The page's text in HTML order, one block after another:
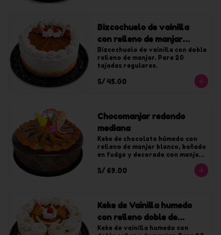
Bizcochuelo de vainilla
con relleno de manjar
mediana
Bizcochuelo de vainilla con doble
relleno de manjar. Para 20
tajadas regulares.
S/ 45.00
Chocomanjar redondo
mediana
Keke de chocolate húmedo con
relleno de manjar blanco, bañado
en fudge y decorado con manjar.
S/ 69.00
Keke de Vainilla humedo
con relleno doble de
manjar mediano
Keke de vainilla humedo con